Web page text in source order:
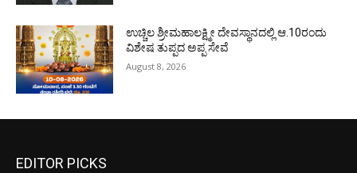
ಉಚ್ಚಿಲ ಶ್ರೀಮಹಾಲಕ್ಷ್ಮೀ ದೇವಸ್ಥಾನದಲ್ಲಿ ಆ.10ರಂದು
ವಿಶೇಷ ತುಪ್ಪದ ಅಪ್ಪ ಸೇವೆ
August 8, 2026
EDITOR PICKS